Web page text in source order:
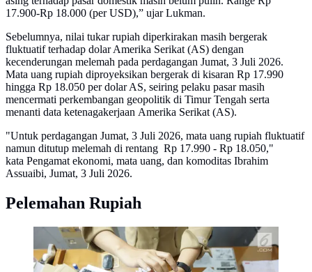
17.900-Rp 18.000 (per USD),” ujar Lukman.
Sebelumnya, nilai tukar rupiah diperkirakan masih bergerak
fluktuatif terhadap dolar Amerika Serikat (AS) dengan
kecenderungan melemah pada perdagangan Jumat, 3 Juli 2026.
Mata uang rupiah diproyeksikan bergerak di kisaran Rp 17.990
hingga Rp 18.050 per dolar AS, seiring pelaku pasar masih
mencermati perkembangan geopolitik di Timur Tengah serta
menanti data ketenagakerjaan Amerika Serikat (AS).
"Untuk perdagangan Jumat, 3 Juli 2026, mata uang rupiah fluktuatif
namun ditutup melemah di rentang Rp 17.990 - Rp 18.050,"
kata Pengamat ekonomi, mata uang, dan komoditas Ibrahim
Assuaibi, Jumat, 3 Juli 2026.
Pelemahan Rupiah
Teller tengah menghitung mata uang dolar AS di
penukaran uang di Jakarta. (Liputan6.com/Angga
Yuniar)